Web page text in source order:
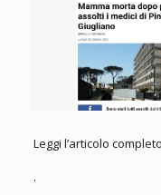
Leggi l’articolo
.